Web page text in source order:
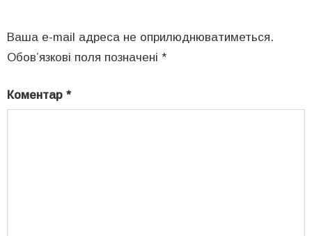
Ваша e-mail адреса не оприлюднюватиметься.
Обов’язкові поля позначені *
Коментар *